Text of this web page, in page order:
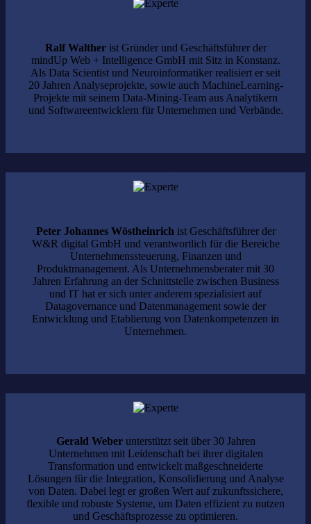
Ralf Waltherist Gründer und Geschäftsführer der
mindUp Web + Intelligence GmbH mit Sitz in Konstanz.
Als Data Scientist und Neuroinformatiker realisiert er seit
20 Jahren Analyseprojekte, sowie auch MachineLearning-
Projekte mit seinem Data-Mining-Team aus Analytikern
und Softwareentwicklern für Unternehmen und Verbände.
Peter Johannes Wöstheinrich ist Geschäftsführer der
W&R digital GmbH und verantwortlich für die Bereiche
Unternehmenssteuerung, Finanzen und
Produktmanagement. Als Unternehmensberater mit 30
Jahren Erfahrung an der Schnittstelle zwischen Business
und IT hat er sich unter anderem spezialisiert auf
Datagovernance und Datenmanagement sowie der
Entwicklung und Etablierung von Datenkompetenzen in
Unternehmen.
Gerald Weberunterstützt seit über 30 Jahren
Unternehmen mit Leidenschaft bei ihrer digitalen
Transformation und entwickelt maßgeschneiderte
Lösungen für die Integration, Konsolidierung und Analyse
von Daten. Dabei legt er großen Wert auf zukunftssichere,
flexible und robuste Systeme, um Daten effizient zu nutzen
und Geschäftsprozesse zu optimieren.